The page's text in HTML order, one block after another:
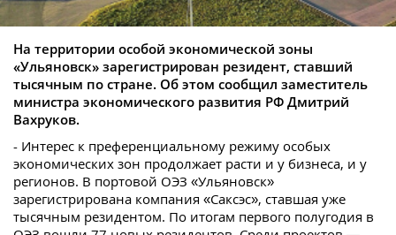
На территории особой экономической зоны
«Ульяновск» зарегистрирован резидент, ставший
тысячным по стране. Об этом сообщил заместитель
министра экономического развития РФ Дмитрий
Вахруков.
- Интерес к преференциальному режиму особых
экономических зон продолжает расти и у бизнеса, и у
регионов. В портовой ОЭЗ «Ульяновск»
зарегистрирована компания «Саксэс», ставшая уже
тысячным резидентом. По итогам первого полугодия в